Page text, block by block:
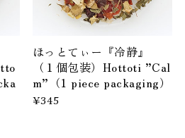
ほっとてぃー『冷静』
（１個包装）Hottoti ”Cal
m”（1 piece packaging）
¥345